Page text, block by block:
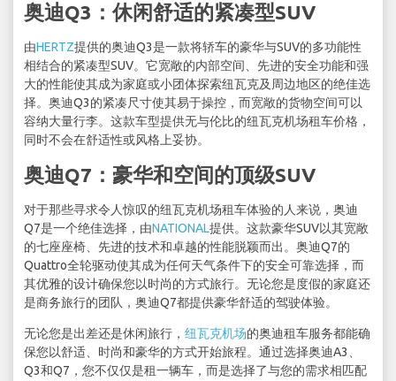
奥迪Q3：休闲舒适的紧凑型SUV
由HERTZ提供的奥迪Q3是一款将轿车的豪华与SUV的多功能性
相结合的紧凑型SUV。它宽敞的内部空间、先进的安全功能和强
大的性能使其成为家庭或小团体探索纽瓦克及周边地区的绝佳选
择。奥迪Q3的紧凑尺寸使其易于操控，而宽敞的货物空间可以
容纳大量行李。这款车型提供无与伦比的纽瓦克机场租车价格，
同时不会在舒适性或风格上妥协。
奥迪Q7：豪华和空间的顶级SUV
对于那些寻求令人惊叹的纽瓦克机场租车体验的人来说，奥迪
Q7是一个绝佳选择，由NATIONAL提供。这款豪华SUV以其宽敞
的七座座椅、先进的技术和卓越的性能脱颖而出。奥迪Q7的
Quattro全轮驱动使其成为任何天气条件下的安全可靠选择，而
其优雅的设计确保您以时尚的方式旅行。无论您是度假的家庭还
是商务旅行的团队，奥迪Q7都提供豪华舒适的驾驶体验。
无论您是出差还是休闲旅行， 纽瓦克机场的奥迪租车服务都能确
保您以舒适、时尚和豪华的方式开始旅程。通过选择奥迪A3、
Q3和Q7，您不仅仅是租一辆车，而是选择了与您的需求相匹配